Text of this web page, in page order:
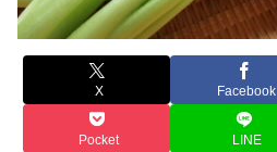
X Facebook
Pocket LINE